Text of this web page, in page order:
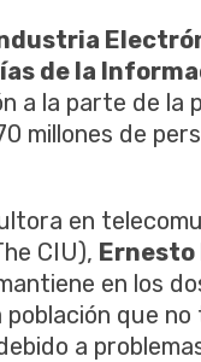
de la
a la parte de la
millones de
en
CIU), Ernesto
en los
que no
a